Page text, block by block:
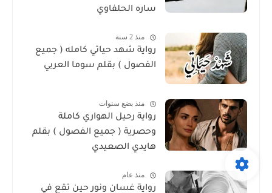
ساره الحلفاوي
منذ 2 سنة
رواية شهد حياتي كامله ( جميع
الفصول ) بقلم سوما العربي
منذ بضع سنوات
رواية رحيل الهواري كاملة
وحصرية ( جميع الفصول ) بقلم
هايدي الصعيدي
منذ عام
رواية غسان ونور حين تقع في